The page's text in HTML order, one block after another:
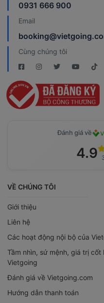
0931 666 900
Email
Cùng chúng tôi
Đánh giá về
4.9
VỀ CHÚNG TÔI
Giới thiệu
Liên hệ
Các hoạt động nội bộ của
Tầm nhìn, sứ mệnh, giá trị
Vietgoing
Đánh giá về Vietgoing.com
Hướng dẫn thanh toán